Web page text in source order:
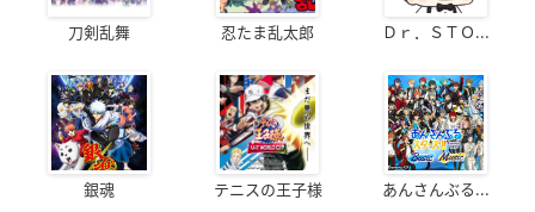
刀剣乱舞 忍たま乱太郎 Ｄｒ．ＳＴＯ...
銀魂 テニスの王子様 あんさんぶる...